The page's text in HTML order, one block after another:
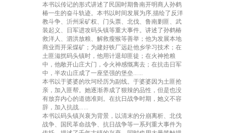
本书以传记的形式讲述了民国时期鲁南开明商人孙鹤
椿一生的奋斗轨迹。本书以时间发展为序,描绘了反洋
教斗争、沂州采矿权、门头票、北伐、鲁南剿匪、武
装起义、日军进攻码头镇等重大事件。讲述了孙鹤椿
救洋人、泗洪放粮、解救瘦猴等善举；他为发展本地
商业而开采煤矿；为建好铁厂远赴他乡学习技术；在
土匪滋扰码头镇时，他用计退却匪徒；在火神抢粮
中，他敞开山庄大门，令火神感慨离去；在抗击日军
中，半农山庄成了一座坚强的堡垒……
本书以于婆婆的坎坷经历为副线。于婆婆因为土匪抢
亲，加入匪帮。她逐渐养成了狠辣的品性，但是也没
有放弃内心的道德准则。在抗日战争时期，她义不容
辞，加入抗战……
本书以码头镇兴衰为背景，以清末的分崩离析、北伐
战争、国民革命战争、抗日战争等一系列重大事件为